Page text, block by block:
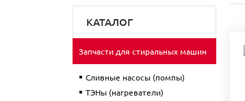
КАТАЛОГ
Запчасти для стиральных машин
Сливные насосы (помпы)
ТЭНы (нагреватели)